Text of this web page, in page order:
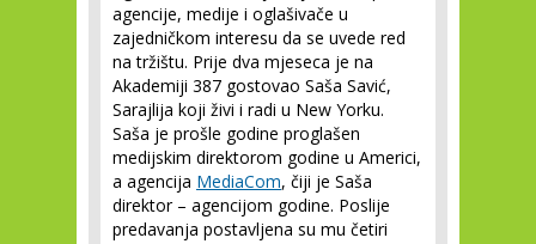
agencije, medije i oglašivače u
zajedničkom interesu da se uvede red
na tržištu. Prije dva mjeseca je na
Akademiji 387 gostovao Saša Savić,
Sarajlija koji živi i radi u New Yorku.
Saša je prošle godine proglašen
medijskim direktorom godine u Americi,
a agencija MediaCom, čiji je Saša
direktor – agencijom godine. Poslije
predavanja postavljena su mu četiri